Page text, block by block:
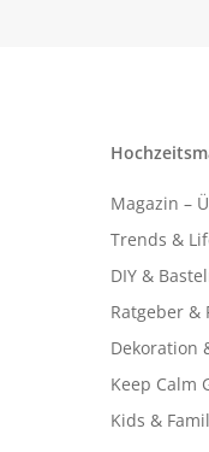
Magazin –
Trends &
DIY &
Ratgeber &
Dekoration
Keep Calm
Kids &